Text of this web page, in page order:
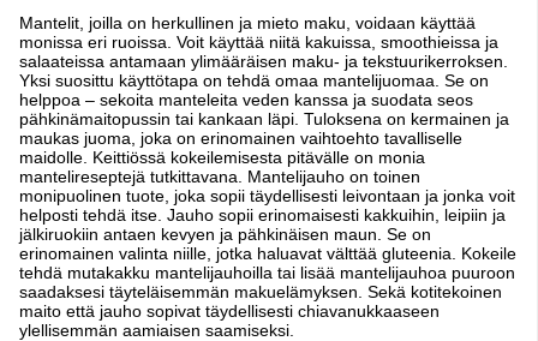
Mantelit, joilla on herkullinen ja mieto maku, voidaan käyttää
monissa eri ruoissa. Voit käyttää niitä kakuissa, smoothieissa ja
salaateissa antamaan ylimääräisen maku- ja tekstuurikerroksen.
Yksi suosittu käyttötapa on tehdä omaa mantelijuomaa. Se on
helppoa – sekoita manteleita veden kanssa ja suodata seos
pähkinämaitopussin tai kankaan läpi. Tuloksena on kermainen ja
maukas juoma, joka on erinomainen vaihtoehto tavalliselle
maidolle. Keittiössä kokeilemisesta pitävälle on monia
mantelireseptejä tutkittavana. Mantelijauho on toinen
monipuolinen tuote, joka sopii täydellisesti leivontaan ja jonka voit
helposti tehdä itse. Jauho sopii erinomaisesti kakkuihin, leipiin ja
jälkiruokiin antaen kevyen ja pähkinäisen maun. Se on
erinomainen valinta niille, jotka haluavat välttää gluteenia. Kokeile
tehdä mutakakku mantelijauhoilla tai lisää mantelijauhoa puuroon
saadaksesi täyteläisemmän makuelämyksen. Sekä kotitekoinen
maito että jauho sopivat täydellisesti chiavanukkaaseen
ylellisemmän aamiaisen saamiseksi.